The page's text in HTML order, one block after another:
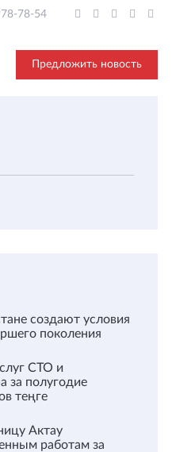
78-54
Предложить новость
создают условия
поколения
СТО и
за полугодие
теңге
Актау
работам за